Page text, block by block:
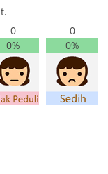
0
0%
0
0%